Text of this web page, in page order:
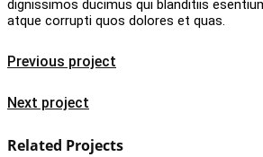
dignissimos ducimus qui blanditiis
atque corrupti quos dolores et quas.
Previous project
Next project
Related Projects